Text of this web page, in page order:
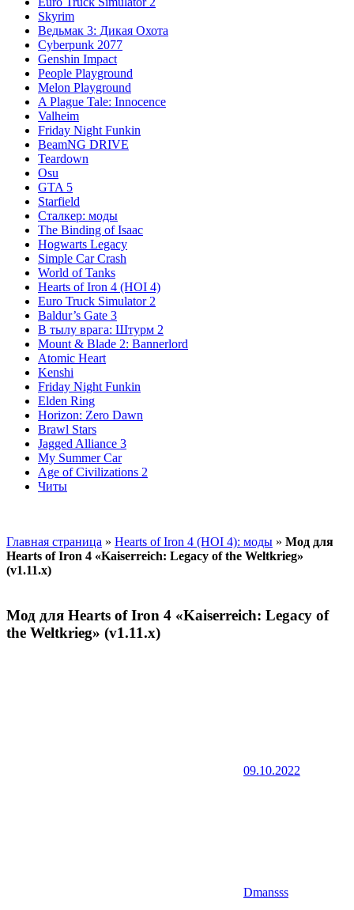
Skyrim
Ведьмак 3: Дикая Охота
Cyberpunk 2077
Genshin Impact
People Playground
Melon Playground
A Plague Tale: Innocence
Valheim
Friday Night Funkin
BeamNG DRIVE
Teardown
Osu
GTA 5
Starfield
Сталкер: моды
The Binding of Isaac
Hogwarts Legacy
Simple Car Crash
World of Tanks
Hearts of Iron 4 (HOI 4)
Euro Truck Simulator 2
Baldur’s Gate 3
В тылу врага: Штурм 2
Mount & Blade 2: Bannerlord
Atomic Heart
Kenshi
Friday Night Funkin
Elden Ring
Horizon: Zero Dawn
Brawl Stars
Jagged Alliance 3
My Summer Car
Age of Civilizations 2
Читы
Главная страница » Hearts of Iron 4 (HOI 4): моды » Мод для
Hearts of Iron 4 «Kaiserreich: Legacy of the Weltkrieg»
(v1.11.x)
Мод для Hearts of Iron 4 «Kaiserreich: Legacy of
the Weltkrieg» (v1.11.x)
09.10.2022
Dmansss